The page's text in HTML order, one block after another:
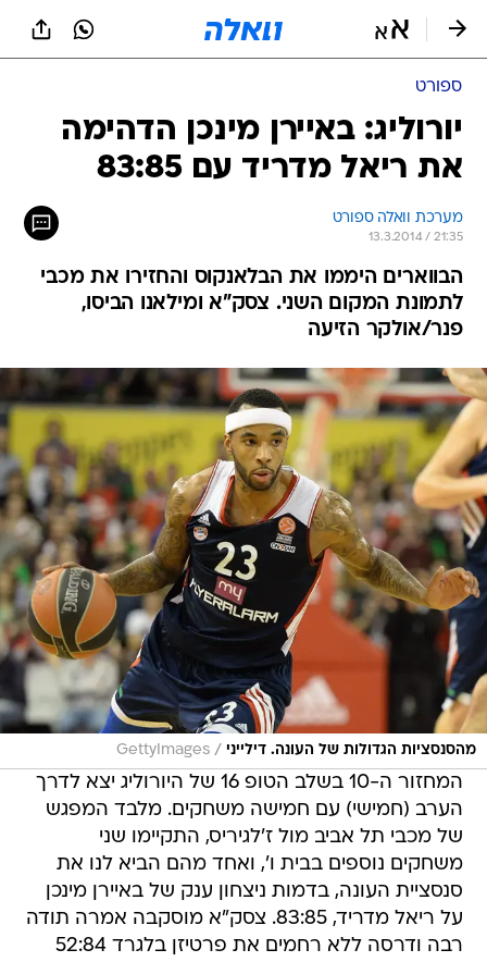
ספורט
יורוליג: באיירן מינכן הדהימה
את ריאל מדריד עם 83:85
מערכת וואלה ספורט
13.3.2014 / 21:35
הבווארים היממו את הבלאנקוס והחזירו את מכבי
לתמונת המקום השני. צסק"א ומילאנו הביסו,
פנר/אולקר הזיעה
מהסנסציות הגדולות של העונה. דילייני /
GettyImages
המחזור ה-10 בשלב הטופ 16 של היורוליג יצא לדרך
הערב (חמישי) עם חמישה משחקים. מלבד המפגש
של מכבי תל אביב מול ז'לגיריס, התקיימו שני
משחקים נוספים בבית ו', ואחד מהם הביא לנו את
סנסציית העונה, בדמות ניצחון ענק של באיירן מינכן
על ריאל מדריד, 83:85. צסק"א מוסקבה אמרה תודה
רבה ודרסה ללא רחמים את פרטיזן בלגרד 52:84